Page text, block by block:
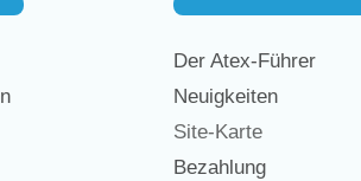
Der Atex-Führer
Neuigkeiten
Site-Karte
Bezahlung